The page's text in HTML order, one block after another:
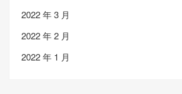
2022 年 3 月
2022 年 2 月
2022 年 1 月